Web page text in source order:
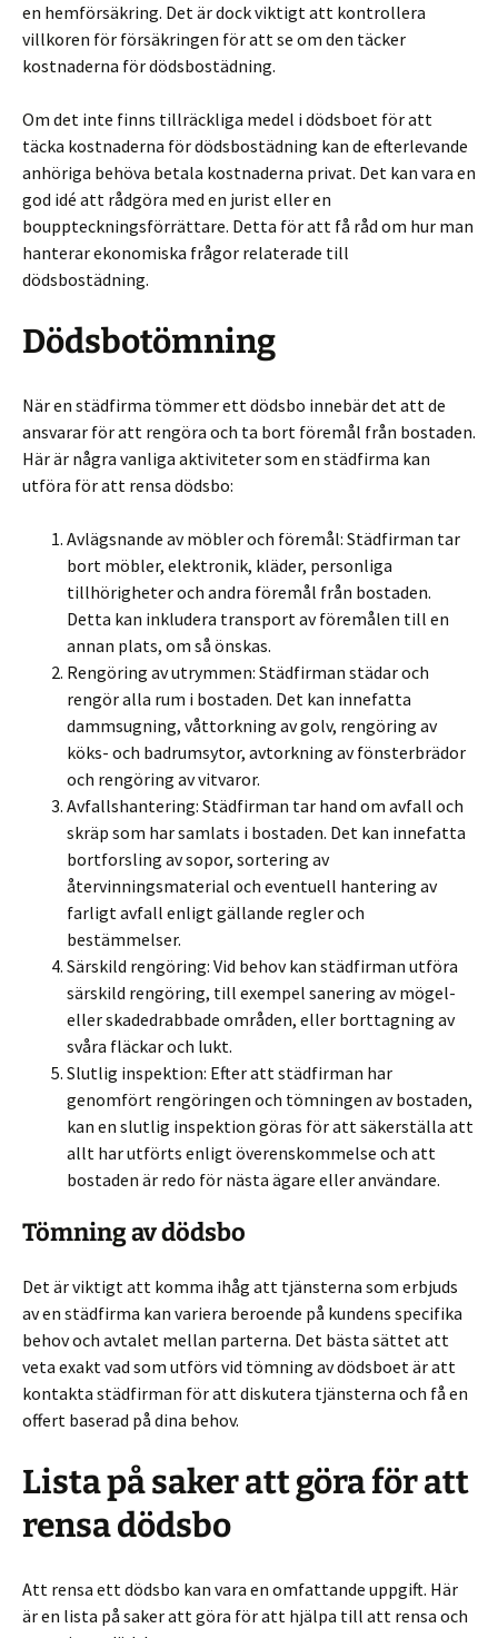
en hemförsäkring. Det är dock viktigt att kontrollera
villkoren för försäkringen för att se om den täcker
kostnaderna för dödsbostädning.
Om det inte finns tillräckliga medel i dödsboet för att
täcka kostnaderna för dödsbostädning kan de efterlevande
anhöriga behöva betala kostnaderna privat. Det kan vara en
god idé att rådgöra med en jurist eller en
bouppteckningsförrättare. Detta för att få råd om hur man
hanterar ekonomiska frågor relaterade till
dödsbostädning.
Dödsbotömning
När en städfirma tömmer ett dödsbo innebär det att de
ansvarar för att rengöra och ta bort föremål från bostaden.
Här är några vanliga aktiviteter som en städfirma kan
utföra för att rensa dödsbo:
Avlägsnande av möbler och föremål: Städfirman tar
bort möbler, elektronik, kläder, personliga
tillhörigheter och andra föremål från bostaden.
Detta kan inkludera transport av föremålen till en
annan plats, om så önskas.
Rengöring av utrymmen: Städfirman städar och
rengör alla rum i bostaden. Det kan innefatta
dammsugning, våttorkning av golv, rengöring av
köks- och badrumsytor, avtorkning av fönsterbrädor
och rengöring av vitvaror.
Avfallshantering: Städfirman tar hand om avfall och
skräp som har samlats i bostaden. Det kan innefatta
bortforsling av sopor, sortering av
återvinningsmaterial och eventuell hantering av
farligt avfall enligt gällande regler och
bestämmelser.
Särskild rengöring: Vid behov kan städfirman utföra
särskild rengöring, till exempel sanering av mögel-
eller skadedrabbade områden, eller borttagning av
svåra fläckar och lukt.
Slutlig inspektion: Efter att städfirman har
genomfört rengöringen och tömningen av bostaden,
kan en slutlig inspektion göras för att säkerställa att
allt har utförts enligt överenskommelse och att
bostaden är redo för nästa ägare eller användare.
Tömning av dödsbo
Det är viktigt att komma ihåg att tjänsterna som erbjuds
av en städfirma kan variera beroende på kundens specifika
behov och avtalet mellan parterna. Det bästa sättet att
veta exakt vad som utförs vid tömning av dödsboet är att
kontakta städfirman för att diskutera tjänsterna och få en
offert baserad på dina behov.
Lista på saker att göra för att
rensa dödsbo
Att rensa ett dödsbo kan vara en omfattande uppgift. Här
är en lista på saker att göra för att hjälpa till att rensa och